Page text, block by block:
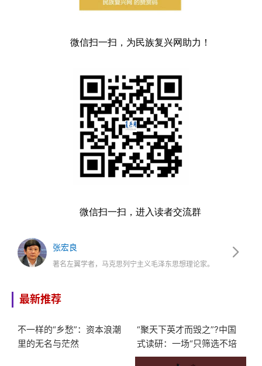
微信扫一扫，为民族复兴网助力！
微信扫一扫，进入读者交流群
张宏良
著名左翼学者，马克思列宁主义毛泽东思想理论家。
最新推荐
不一样的“乡愁”：资本浪潮
里的无名与茫然
“聚天下英才而毁之”?中国
式读研：一场“只筛选不培
养”的大型服从性测试